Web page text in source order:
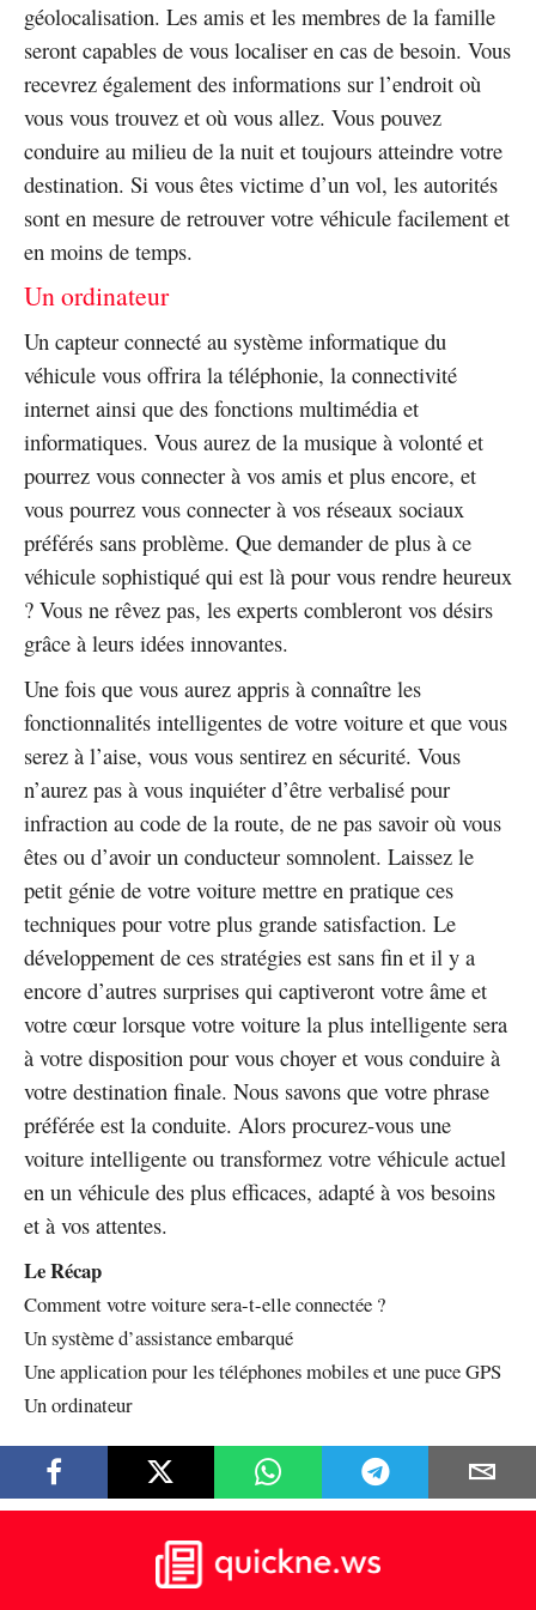
géolocalisation. Les amis et les membres de la famille
seront capables de vous localiser en cas de besoin. Vous
recevrez également des informations sur l’endroit où
vous vous trouvez et où vous allez. Vous pouvez
conduire au milieu de la nuit et toujours atteindre votre
destination. Si vous êtes victime d’un vol, les autorités
sont en mesure de retrouver votre véhicule facilement et
en moins de temps.
Un ordinateur
Un capteur connecté au système informatique du
véhicule vous offrira la téléphonie, la connectivité
internet ainsi que des fonctions multimédia et
informatiques. Vous aurez de la musique à volonté et
pourrez vous connecter à vos amis et plus encore, et
vous pourrez vous connecter à vos réseaux sociaux
préférés sans problème. Que demander de plus à ce
véhicule sophistiqué qui est là pour vous rendre heureux
? Vous ne rêvez pas, les experts combleront vos désirs
grâce à leurs idées innovantes.
Une fois que vous aurez appris à connaître les
fonctionnalités intelligentes de votre voiture et que vous
serez à l’aise, vous vous sentirez en sécurité. Vous
n’aurez pas à vous inquiéter d’être verbalisé pour
infraction au code de la route, de ne pas savoir où vous
êtes ou d’avoir un conducteur somnolent. Laissez le
petit génie de votre voiture mettre en pratique ces
techniques pour votre plus grande satisfaction. Le
développement de ces stratégies est sans fin et il y a
encore d’autres surprises qui captiveront votre âme et
votre cœur lorsque votre voiture la plus intelligente sera
à votre disposition pour vous choyer et vous conduire à
votre destination finale. Nous savons que votre phrase
préférée est la conduite. Alors procurez-vous une
voiture intelligente ou transformez votre véhicule actuel
en un véhicule des plus efficaces, adapté à vos besoins
et à vos attentes.
Le Récap
Comment votre voiture sera-t-elle connectée ?
Un système d’assistance embarqué
Une application pour les téléphones mobiles et une puce GPS
Un ordinateur